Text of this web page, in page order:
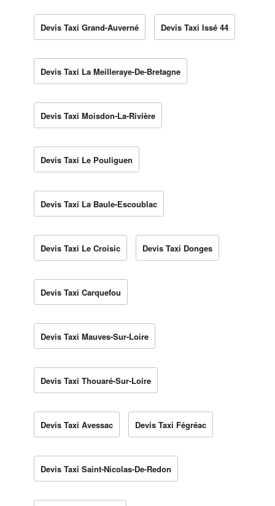
Devis Taxi Grand-Auverné Devis Taxi Issé 44
Devis Taxi La Meilleraye-De-Bretagne
Devis Taxi Moisdon-La-Rivière
Devis Taxi Le Pouliguen
Devis Taxi La Baule-Escoublac
Devis Taxi Le Croisic Devis Taxi Donges
Devis Taxi Carquefou
Devis Taxi Mauves-Sur-Loire
Devis Taxi Thouaré-Sur-Loire
Devis Taxi Avessac Devis Taxi Fégréac
Devis Taxi Saint-Nicolas-De-Redon